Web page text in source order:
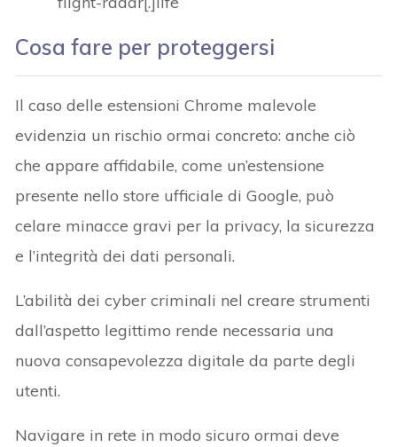
Cosa fare per proteggersi
Il caso delle estensioni Chrome malevole
evidenzia un rischio ormai concreto: anche ciò
che appare affidabile, come un’estensione
presente nello store ufficiale di Google, può
celare minacce gravi per la privacy, la sicurezza
e l’integrità dei dati personali.
L’abilità dei cyber criminali nel creare strumenti
dall’aspetto legittimo rende necessaria una
nuova consapevolezza digitale da parte degli
utenti.
Navigare in rete in modo sicuro ormai deve